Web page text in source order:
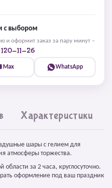
с выбором
и оформит заказ за пару минут –
120-11-26
Max WhatsApp
Характеристики
шары с гелием для
атмосферы торжества.
за 2 часа, круглосуточно.
оформление под ваш праздник